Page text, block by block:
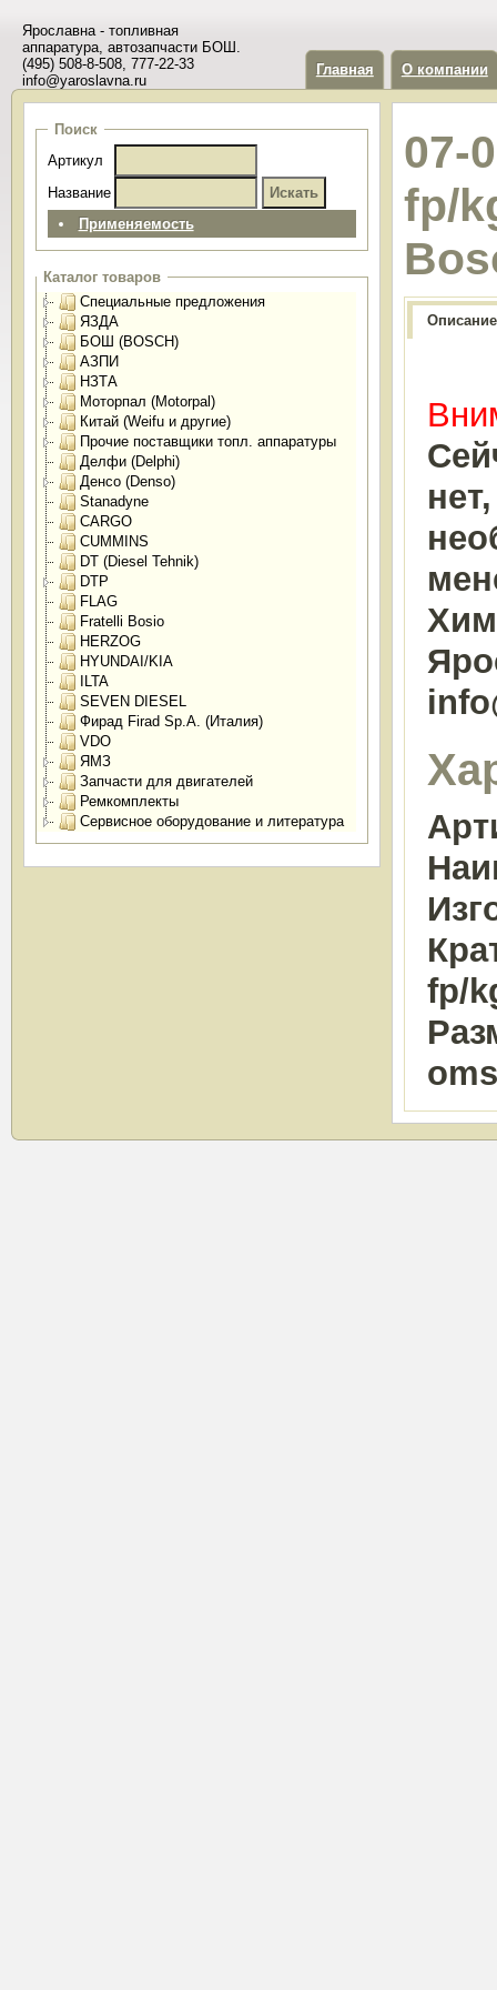
Ярославна - топливная
аппаратура, автозапчасти БОШ.
(495) 508-8-508, 777-22-33
info@yaroslavna.ru
Главная О компании
Поиск
Артикул
Название
Применяемость
Каталог товаров
Специальные предложения
ЯЗДА
БОШ (BOSCH)
АЗПИ
НЗТА
Моторпал (Motorpal)
Китай (Weifu и другие)
Прочие поставщики топл. аппаратуры
Делфи (Delphi)
Денсо (Denso)
Stanadyne
CARGO
CUMMINS
DT (Diesel Tehnik)
DTP
FLAG
Fratelli Bosio
HERZOG
HYUNDAI/KIA
ILTA
SEVEN DIESEL
Фирад Firad Sp.A. (Италия)
VDO
ЯМЗ
Запчасти для двигателей
Ремкомплекты
Сервисное оборудование и литература
07-
fp/
Описание
fp/